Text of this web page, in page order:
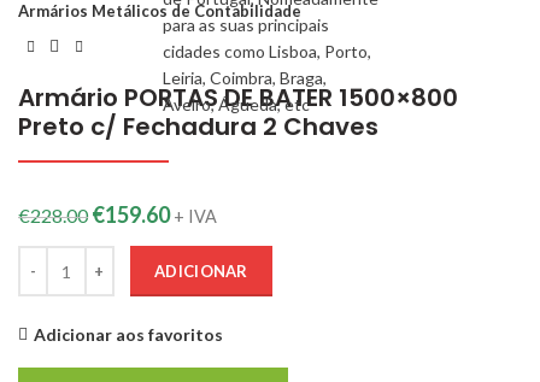
Armários Metálicos de Contabilidade
Armário PORTAS DE BATER 1500×800
Preto c/ Fechadura 2 Chaves
€228.00 €159.60 + IVA
ADICIONAR
Adicionar aos favoritos